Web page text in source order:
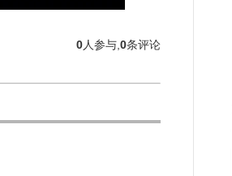
0条评论
0人参与,